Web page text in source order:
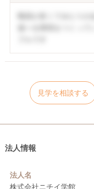
見学を相談する
法人情報
法人名
株式会社ニチイ学館